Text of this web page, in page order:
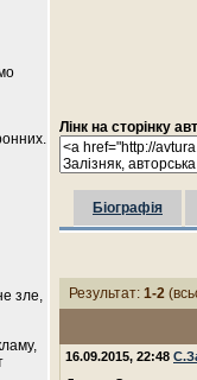
зле,
Лінк на сторінку
Біографія
Результат: 1-2
16.09.2015, 22:48